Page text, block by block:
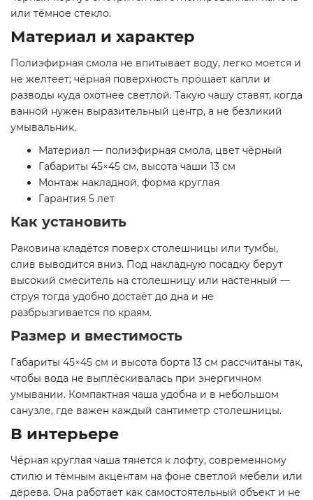
или тёмное стекло.
Материал и характер
Полиэфирная смола не впитывает воду, легко моется и
не желтеет; чёрная поверхность прощает капли и
разводы куда охотнее светлой. Такую чашу ставят, когда
ванной нужен выразительный центр, а не безликий
умывальник.
Материал — полиэфирная смола, цвет чёрный
Габариты 45×45 см, высота чаши 13 см
Монтаж накладной, форма круглая
Гарантия 5 лет
Как установить
Раковина кладётся поверх столешницы или тумбы,
слив выводится вниз. Под накладную посадку берут
высокий смеситель на столешницу или настенный —
струя тогда удобно достаёт до дна и не
разбрызгивается по краям.
Размер и вместимость
Габариты 45×45 см и высота борта 13 см рассчитаны так,
чтобы вода не выплёскивалась при энергичном
умывании. Компактная чаша удобна и в небольшом
санузле, где важен каждый сантиметр столешницы.
В интерьере
Чёрная круглая чаша тянется к лофту, современному
стилю и тёмным акцентам на фоне светлой мебели или
дерева. Она работает как самостоятельный объект и не